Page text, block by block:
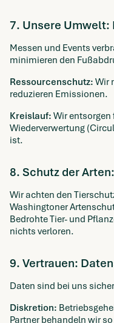
7. Unsere
Messen und Events
minimieren den
Ressourcenschutz: Wir
reduzieren Emissionen.
Kreislauf: Wir
Wiederverwertung
ist.
8. Schutz der
Wir achten den
Washingtoner
Bedrohte Tier- und
nichts verloren.
9. Vertrauen:
Daten sind bei uns
Diskretion:
Partner behandeln wir